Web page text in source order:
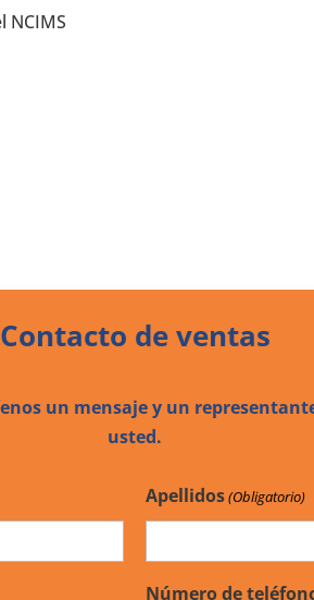
NCIMS
Contacto de ventas
un mensaje y un
usted.
Apellidos(Obligatorio)
Número de